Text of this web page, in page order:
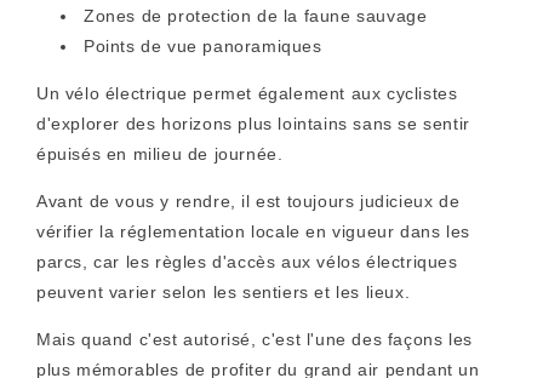
Zones de protection de la faune sauvage
Points de vue panoramiques
Un vélo électrique permet également aux cyclistes
d'explorer des horizons plus lointains sans se sentir
épuisés en milieu de journée.
Avant de vous y rendre, il est toujours judicieux de
vérifier la réglementation locale en vigueur dans les
parcs, car les règles d'accès aux vélos électriques
peuvent varier selon les sentiers et les lieux.
Mais quand c'est autorisé, c'est l'une des façons les
plus mémorables de profiter du grand air pendant un